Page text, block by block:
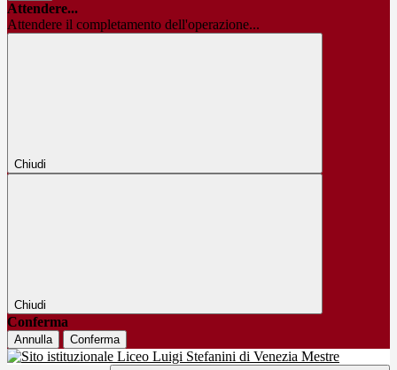
Attendere...
Attendere il completamento dell'operazione...
Chiudi
Chiudi
Conferma
Annulla Conferma